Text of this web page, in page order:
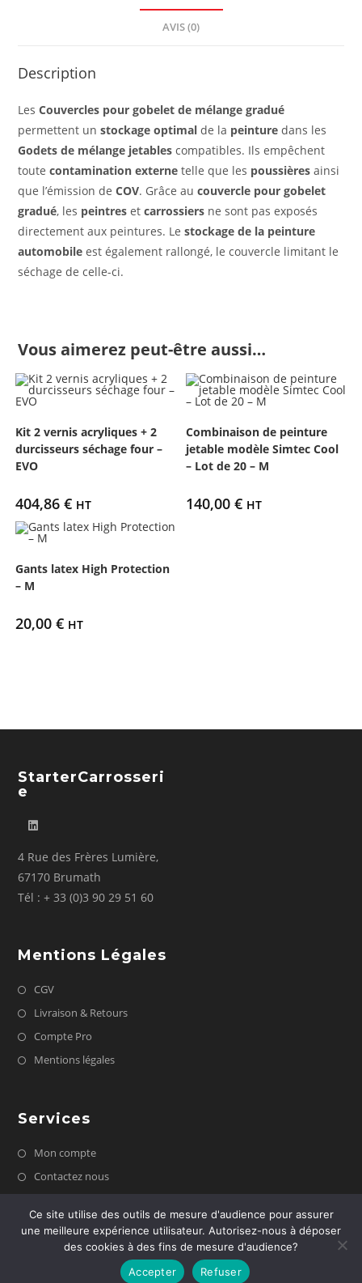
AVIS (0)
Description
LesCouvercles pour gobelet de mélange gradué
permettent unstockage optimal de la peinture dans les
Godets de mélange jetables compatibles. Ils empêchent
toutecontamination externe telle que les poussières ainsi
que l’émission deCOV. Grâce aucouvercle pour gobelet
gradué, les peintres etcarrossiers ne sont pas exposés
directement aux peintures. Lestockage de la peinture
automobile est également rallongé, le couvercle limitant le
séchage de celle-ci.
Vous aimerez peut-être aussi…
Kit 2 vernis acryliques + 2
durcisseurs séchage four –
EVO
404,86 € HT
Combinaison de peinture
jetable modèle Simtec Cool
– Lot de 20 – M
140,00€ HT
Gants latex High Protection
– M
20,00 € HT
StarterCarrosseri
E
4 Rue des Frères Lumière,
67170 Brumath
Tél : + 33 (0)3 90 29 51 60
Mentions Légales
CGV
Livraison & Retours
Compte Pro
Mentions légales
Services
Mon compte
Contactez nous
Ce site utilise des outils de mesure d'audience pour assurer
une meilleure expérience utilisateur. Autorisez-nous à déposer
des cookies à des fins de mesure d'audience?
Accepter
Refuser